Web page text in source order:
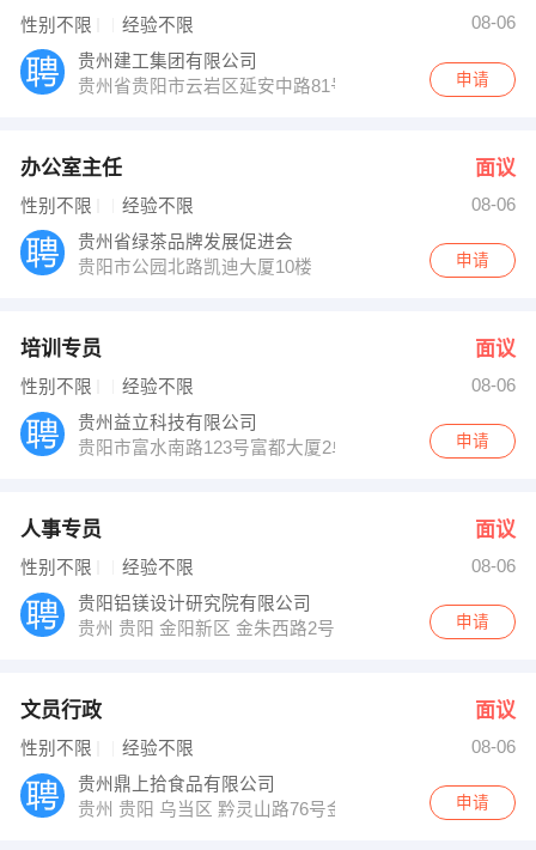
性别不限 经验不限
08-06
贵州建工集团有限公司
贵州省贵阳市云岩区延安中路81号
申请
办公室主任 面议
性别不限 经验不限
08-06
贵州省绿茶品牌发展促进会
贵阳市公园北路凯迪大厦10楼
申请
培训专员 面议
性别不限 经验不限
08-06
贵州益立科技有限公司
贵阳市富水南路123号富都大厦2单元10楼25号
申请
人事专员 面议
性别不限 经验不限
08-06
贵阳铝镁设计研究院有限公司
贵州 贵阳 金阳新区 金朱西路2号
申请
文员行政 面议
性别不限 经验不限
08-06
贵州鼎上拾食品有限公司
贵州 贵阳 乌当区 黔灵山路76号金谷苑
申请